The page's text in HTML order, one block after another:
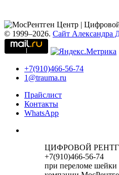
© 1999–2026. Сайт Александра
+7(910)466-56-74
1@trauma.ru
Прайслист
Контакты
WhatsApp
ЦИФРОВОЙ
+7(910)466-56-74
при переломе